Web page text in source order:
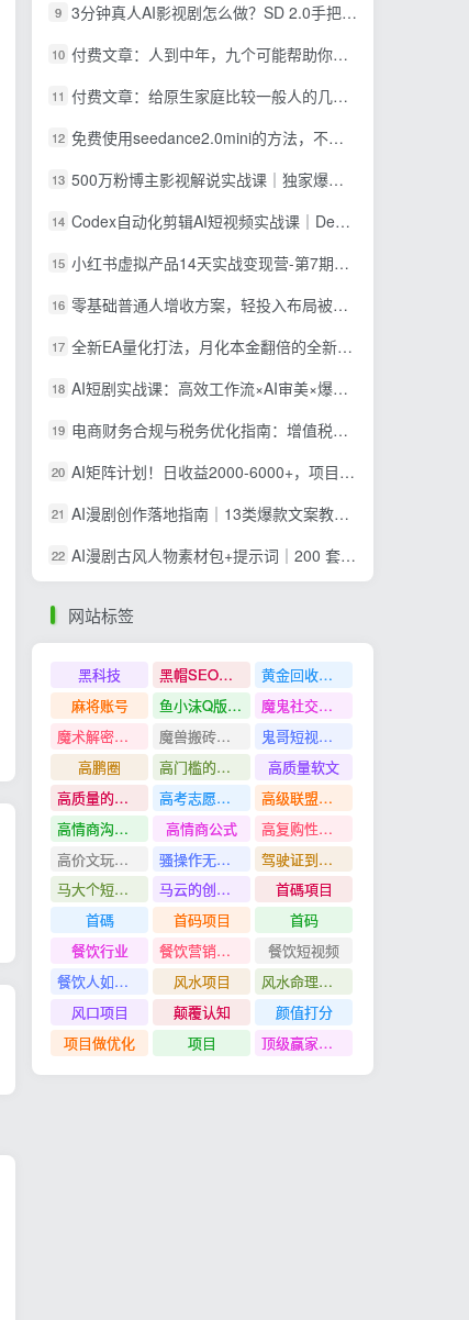
掌握100个实用剪辑方法，让你的视频加速上热门
9 3分钟真人AI影视剧怎么做？SD 2.0手把手完整制作流程｜Higgsfield 14天SD 2.0/2.5无限生成
10 付费文章：人到中年，九个可能帮助你延长寿命的习惯
11 付费文章：给原生家庭比较一般人的几点建议，打破阶层局限，实现个人与家族代际向上跃升
12 免费使用seedance2.0mini的方法，不能真人，可以无限10秒视频，9图+3音频参考
13 500万粉博主影视解说实战课｜独家爆款私藏思路，AI文案剪映PR剪辑发布全流程教学
14 Codex自动化剪辑AI短视频实战课｜DeepSeek V4 Pro多API联动，图文成片封装Skill全流程
15 小红书虚拟产品14天实战变现营-第7期：需求挖掘×AI+Skill原创×产品矩阵×内容笔记×一人公司进阶×全链路
16 零基础普通人增收方案，轻投入布局被动收入，多多虚拟月收益 1-3 万
17 全新EA量化打法，月化本金翻倍的全新策略，安全稳定持续输出
18 AI短剧实战课：高效工作流×AI审美×爆款拆解×文案角色场景分镜×LibTV进阶×站位控制×从脚本到成片交付全流程
19 电商财务合规与税务优化指南：增值税+企税+个税全覆盖，财务制度搭建落地纳税筹划方案
20 AI矩阵计划！日收益2000-6000+，项目绿色长久，安全稳健，合规靠谱，可批量放大。
21 AI漫剧创作落地指南｜13类爆款文案教学，Sora、即梦、GPT-Image全套出片工具实操教学
22 AI漫剧古风人物素材包+提示词｜200 套古代言情三视图，配套专属提示词短剧主角配角直接套用
网站标签
黑科技 黑帽SEO案例分析
黄金回收奢侈品
麻将账号
鱼小沫Q版人物团练课
魔鬼社交实战课全套课程
魔术解密教程
魔兽搬砖搞钱
鬼哥短视频底层逻辑
高鹏圈
高门槛的生意
高质量软文
高质量的问答和知识分享
高考志愿填报
高级联盟营销教程
高情商沟通管理课
高情商公式
高复购性行业
高价文玩众筹分红项目
骚操作无脑裂变
驾驶证到期换证
马大个短视频投放课
马云的创业故事
首碼項目
首碼
首码项目
首码
餐饮行业
餐饮营销管理特训班
餐饮短视频
餐饮人如何用团购给门店拓客
风水项目
风水命理项目
风口项目
颠覆认知
颜值打分
项目做优化
项目 顶级赢家思维